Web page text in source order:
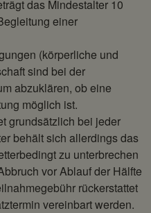
das Mindestalter 10
einer
(körperliche und
sind bei der
abzuklären, ob eine
möglich ist.
grundsätzlich bei jeder
behält sich allerdings das
zu unterbrechen
vor Ablauf der Hälfte
rückerstattet
vereinbart werden.